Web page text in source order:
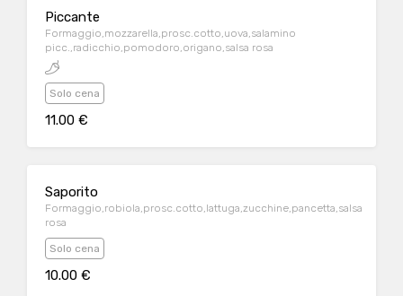
Piccante
Formaggio,mozzarella,prosc.cotto,uova,salamino
picc.,radicchio,pomodoro,origano,salsa rosa
Solo cena
11.00 €
Saporito
Formaggio,robiola,prosc.cotto,lattuga,zucchine,pancetta,salsa
rosa
Solo cena
10.00 €